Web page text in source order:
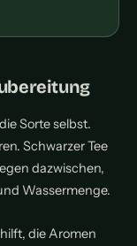
Sorte selbst.
Schwarzer Tee
dazwischen,
Wassermenge.
die Aromen